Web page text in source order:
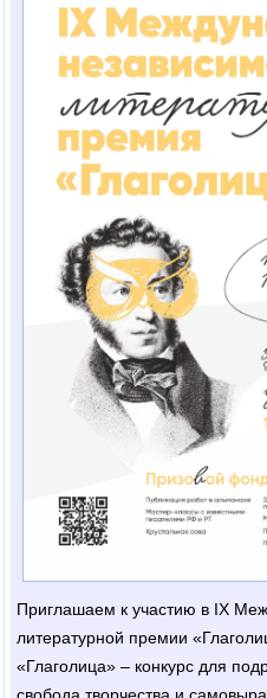
Приглашаем к участию в IX
литературной премии
«Глаголица» – конкурс для